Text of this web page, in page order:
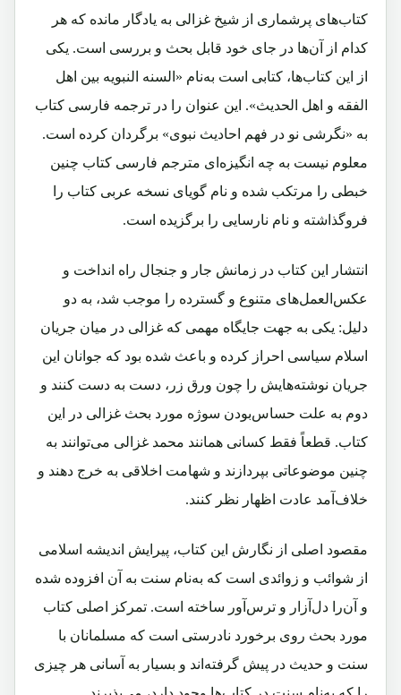
کتاب‌های پر‌شماری از شیخ غزالی به یادگار مانده که هر
کدام از آن‌ها در جای خود قابل بحث و بررسی است. یکی
از این کتاب‌ها، کتابی است به‌نام «السنه النبویه بین اهل
الفقه و اهل الحدیث». این عنوان را در ترجمه فارسی کتاب
به «نگرشی نو در فهم احادیث نبوی» برگردان کرده است.
معلوم نیست به چه انگیزه‌ای مترجم فارسی کتاب چنین
خبطی را مرتکب شده و نام گویای نسخه عربی‌ کتاب را
فرو‌گذاشته و نام نارسایی را برگزیده است.
انتشار این کتاب در زمانش جار و جنجال راه انداخت و
عکس‌العمل‌های متنوع و گسترده را موجب شد، به دو
دلیل: یکی به جهت جایگاه مهمی که غزالی در میان جریان
اسلام سیاسی احراز کرده و باعث شده بود که جوانان این
جریان نوشته‌هایش را چون ورق زر، دست به دست کنند و
دوم به علت حساس‌بودن سوژه مورد بحث غزالی در این
کتاب. قطعاً فقط کسانی همانند محمد غزالی می‌توانند به
چنین موضوعاتی بپردازند و شهامت اخلاقی به خرج دهند و
خلاف‌آمد عادت اظهار نظر کنند.
مقصود اصلی از نگارش این کتاب، پیرایش اندیشه اسلامی
از شوائب و زوائدی است که به‌نام سنت به آن افزوده شده
و آن‌را دل‌آزار و ترس‌آور ساخته است. تمرکز اصلی کتاب
مورد بحث روی برخورد نادرستی است که مسلمانان با
سنت و حدیث در پیش گرفته‌اند و بسیار به آسانی هر چیزی